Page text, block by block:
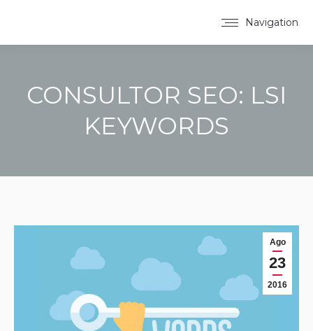
Navigation
CONSULTOR SEO: LSI
KEYWORDS
Ago
23
2016